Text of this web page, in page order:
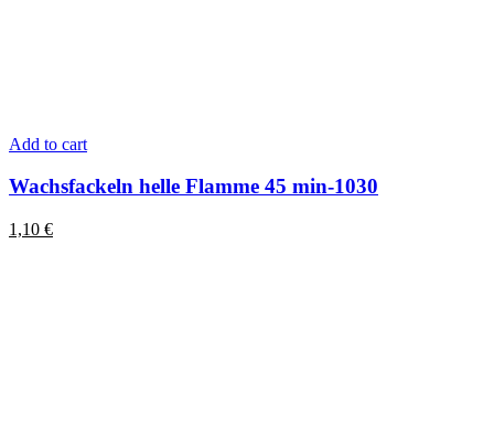
Add to cart
Wachsfackeln helle Flamme 45 min-1030
1,10 €